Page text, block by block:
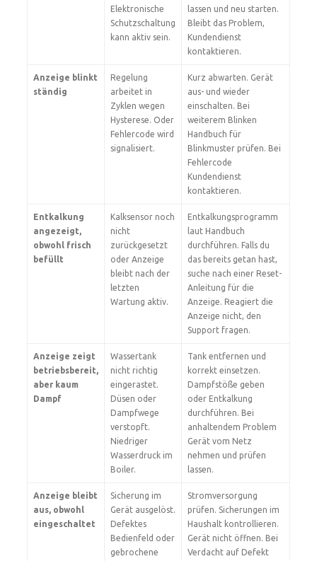
Elektronische
Schutzschaltung
kann aktiv sein.
lassen und neu starten.
Bleibt das Problem,
Kundendienst
kontaktieren.
Anzeige blinkt
ständig
Regelung
arbeitet in
Zyklen wegen
Hysterese. Oder
Fehlercode wird
signalisiert.
Kurz abwarten. Gerät
aus- und wieder
einschalten. Bei
weiterem Blinken
Handbuch für
Blinkmuster prüfen. Bei
Fehlercode
Kundendienst
kontaktieren.
Entkalkung
angezeigt,
obwohl frisch
befüllt
Kalksensor noch
nicht
zurückgesetzt
oder Anzeige
bleibt nach der
letzten
Wartung aktiv.
Entkalkungsprogramm
laut Handbuch
durchführen. Falls du
das bereits getan hast,
suche nach einer Reset-
Anleitung für die
Anzeige. Reagiert die
Anzeige nicht, den
Support fragen.
Anzeige zeigt
betriebsbereit,
aber kaum
Dampf
Wassertank
nicht richtig
eingerastet.
Düsen oder
Dampfwege
verstopft.
Niedriger
Wasserdruck im
Boiler.
Tank entfernen und
korrekt einsetzen.
Dampfstöße geben
oder Entkalkung
durchführen. Bei
anhaltendem Problem
Gerät vom Netz
nehmen und prüfen
lassen.
Anzeige bleibt
aus, obwohl
eingeschaltet
Sicherung im
Gerät ausgelöst.
Defektes
Bedienfeld oder
gebrochene
Stromversorgung
prüfen. Sicherungen im
Haushalt kontrollieren.
Gerät nicht öffnen. Bei
Verdacht auf Defekt